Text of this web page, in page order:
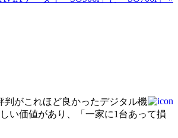
判がこれほど良かったデジタル機
い価値があり、「一家に1台あって損